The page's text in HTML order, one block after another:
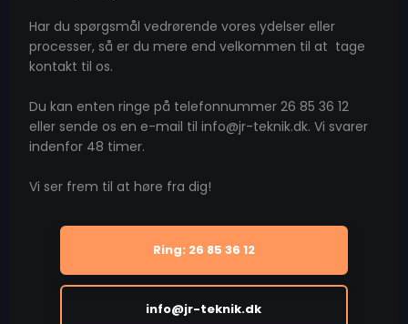
Har du spørgsmål vedrørende vores ydelser eller
processer, så er du mere end velkommen til at tage
kontakt til os.
​Du kan enten ringe på telefonnummer 26 85 36 12
eller sende os en e-mail til info@jr-teknik.dk. Vi svarer
indenfor 48 timer.
Vi ser frem til at høre fra dig!
Ring: 26 85 36 12
info@jr-teknik.dk